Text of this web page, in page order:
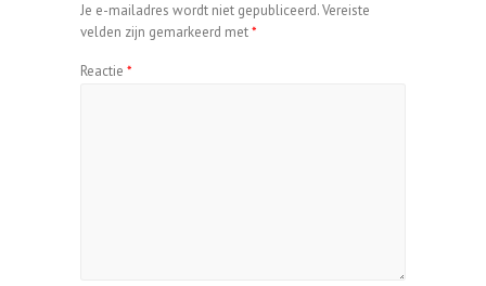
Je e-mailadres wordt niet gepubliceerd.Vereiste
velden zijn gemarkeerd met*
Reactie *